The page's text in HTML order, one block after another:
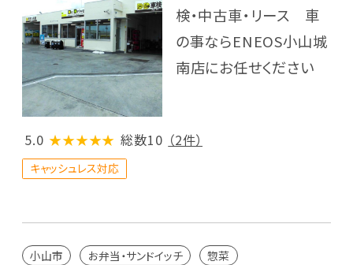
検・中古車・リース 車
の事ならENEOS小山城
南店にお任せください
5.0 ★★★★★ 総数10 （2件）
キャッシュレス対応
小山市 お弁当・サンドイッチ 惣菜